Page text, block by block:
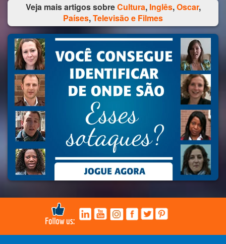
Veja mais artigos sobreCultura, Inglês,Oscar,
Países,Televisão e Filmes